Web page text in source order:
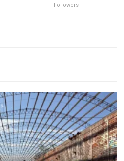
Followers